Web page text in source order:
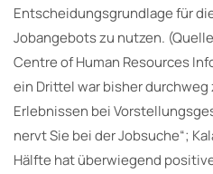
Entscheidungsgrundlage für
Jobangebots zu nutzen.
Centre of Human Resources
ein Drittel war bisher
Erlebnissen bei
nervt Sie bei der Jobsuche“;
Hälfte hat überwiegend